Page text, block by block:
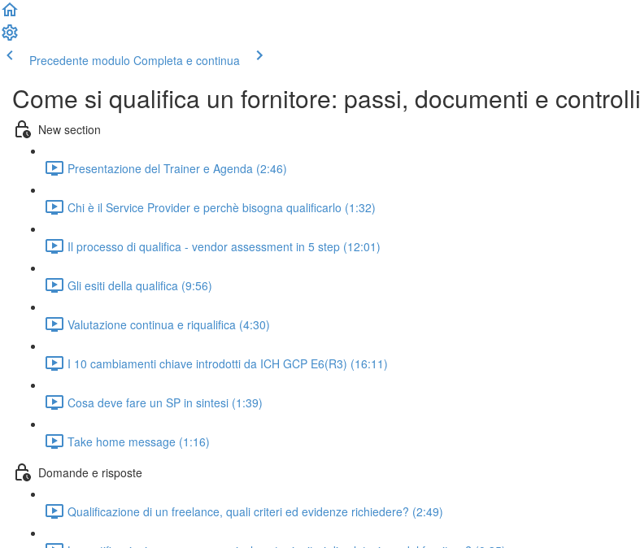
Precedente modulo Completa e continua
Come si qualifica un fornitore: passi, documenti e controlli
New section
Presentazione del Trainer e Agenda (2:46)
Chi è il Service Provider e perchè bisogna qualificarlo (1:32)
Il processo di qualifica - vendor assessment in 5 step (12:01)
Gli esiti della qualifica (9:56)
Valutazione continua e riqualifica (4:30)
I 10 cambiamenti chiave introdotti da ICH GCP E6(R3) (16:11)
Cosa deve fare un SP in sintesi (1:39)
Take home message (1:16)
Domande e risposte
Qualificazione di un freelance, quali criteri ed evidenze richiedere? (2:49)